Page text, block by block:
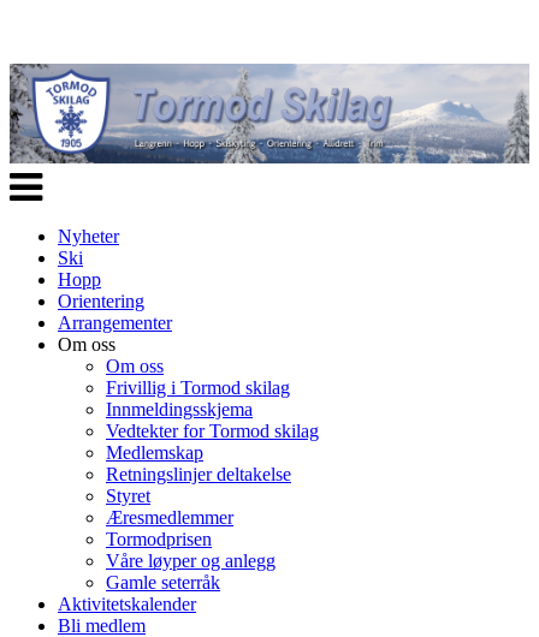
Veksle
navigasjon
Nyheter
Ski
Hopp
Orientering
Arrangementer
Om oss
Om oss
Frivillig i Tormod skilag
Innmeldingsskjema
Vedtekter for Tormod skilag
Medlemskap
Retningslinjer deltakelse
Styret
Æresmedlemmer
Tormodprisen
Våre løyper og anlegg
Gamle seterråk
Aktivitetskalender
Bli medlem